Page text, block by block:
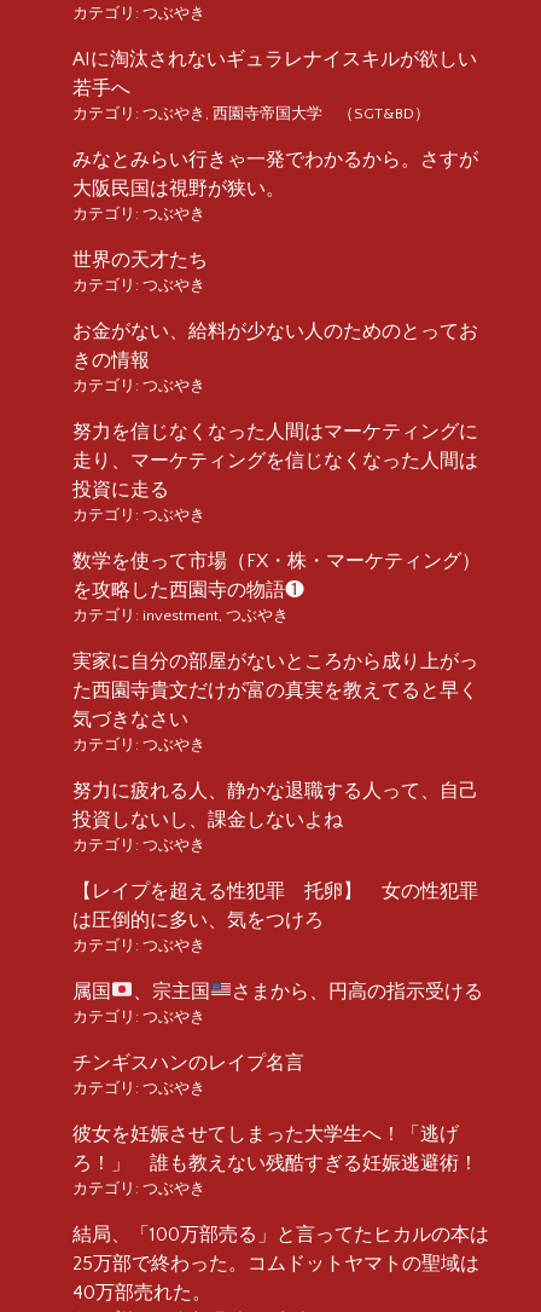
カテゴリ: つぶやき
AIに淘汰されないギュラレナイスキルが欲しい
若手へ
カテゴリ: つぶやき 西園寺帝国大学 （SGT&BD）
みなとみらい行きゃ一発でわかるから。さすが
大阪民国は視野が狭い。
カテゴリ: つぶやき
世界の天才たち
カテゴリ: つぶやき
お金がない、給料が少ない人のためのとってお
きの情報
カテゴリ: つぶやき
努力を信じなくなった人間はマーケティングに
走り、マーケティングを信じなくなった人間は
投資に走る
カテゴリ: つぶやき
数学を使って市場（FX・株・マーケティング）
を攻略した西園寺の物語❶
カテゴリ: investment つぶやき
実家に自分の部屋がないところから成り上がっ
た西園寺貴文だけが富の真実を教えてると早く
気づきなさい
カテゴリ: つぶやき
努力に疲れる人、静かな退職する人って、自己
投資しないし、課金しないよね
カテゴリ: つぶやき
【レイプを超える性犯罪 托卵】 女の性犯罪
は圧倒的に多い、気をつけろ
カテゴリ: つぶやき
属国 、宗主国 さまから、円高の指示受ける
カテゴリ: つぶやき
チンギスハンのレイプ名言
カテゴリ: つぶやき
彼女を妊娠させてしまった大学生へ！「逃げ
ろ！」 誰も教えない残酷すぎる妊娠逃避術！
カテゴリ: つぶやき
結局、「100万部売る」と言ってたヒカルの本は
25万部で終わった。コムドットヤマトの聖域は
40万部売れた。